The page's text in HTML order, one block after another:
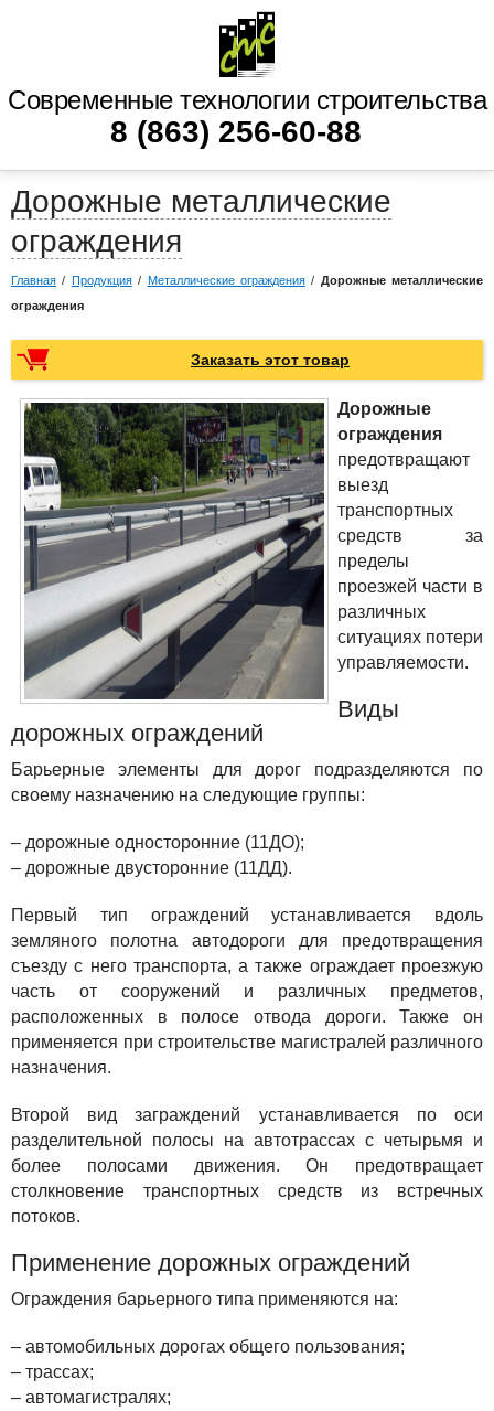
Современные технологии строительства
8 (863) 256-60-88
Дорожные металлические
ограждения
Главная / Продукция / Металлические ограждения / Дорожные металлические
ограждения
Заказать этот товар
Дорожные
ограждения
предотвращают
выезд
транспортных
средств за
пределы
проезжей части в
различных
ситуациях потери
управляемости.
Виды
дорожных ограждений
Барьерные элементы для дорог подразделяются по
своему назначению на следующие группы:
– дорожные односторонние (11ДО);
– дорожные двусторонние (11ДД).
Первый тип ограждений устанавливается вдоль
земляного полотна автодороги для предотвращения
съезду с него транспорта, а также ограждает проезжую
часть от сооружений и различных предметов,
расположенных в полосе отвода дороги. Также он
применяется при строительстве магистралей различного
назначения.
Второй вид заграждений устанавливается по оси
разделительной полосы на автотрассах с четырьмя и
более полосами движения. Он предотвращает
столкновение транспортных средств из встречных
потоков.
Применение дорожных ограждений
Ограждения барьерного типа применяются на:
– автомобильных дорогах общего пользования;
– трассах;
– автомагистралях;